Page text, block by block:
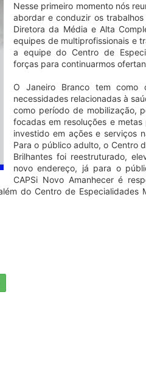
Nesse primeiro momento nós
abordar e conduzir os trabalhos
Diretora da Média e Alta
equipes de multiprofissionais e
a equipe do Centro de
forças para continuarmos
O Janeiro Branco tem como
necessidades relacionadas à
como período de mobilização,
focadas em resoluções e
investido em ações e serviços
Para o público adulto, o Centro
Brilhantes foi reestruturado,
novo endereço, já para o
CAPSi Novo Amanhecer é
do Centro de